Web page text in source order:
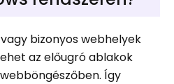
bizonyos webhelyek
az előugró ablakok
Így